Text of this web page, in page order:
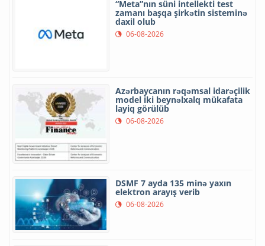
“Meta”nın süni intellekti test
zamanı başqa şirkətin sisteminə
daxil olub
06-08-2026
Azərbaycanın rəqəmsal idarəçilik
model iki beynəlxalq mükafata
layiq görülüb
06-08-2026
DSMF 7 ayda 135 minə yaxın
elektron arayış verib
06-08-2026